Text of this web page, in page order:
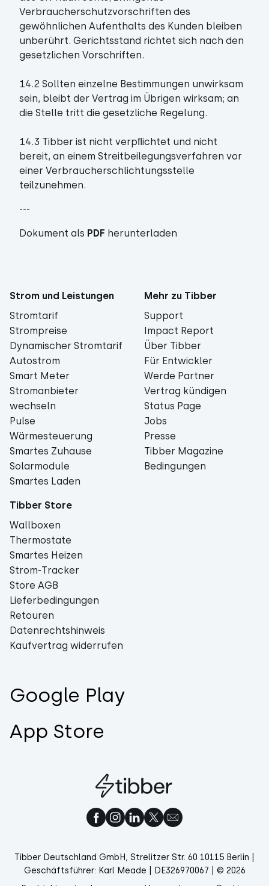
Verbraucherschutzvorschriften des
gewöhnlichen Aufenthalts des Kunden bleiben
unberührt. Gerichtsstand richtet sich nach den
gesetzlichen Vorschriften.
14.2 Sollten einzelne Bestimmungen unwirksam
sein, bleibt der Vertrag im Übrigen wirksam; an
die Stelle tritt die gesetzliche Regelung.
14.3 Tibber ist nicht verpﬂichtet und nicht
bereit, an einem Streitbeilegungsverfahren vor
einer Verbraucherschlichtungsstelle
teilzunehmen.
---
Dokument als PDF herunterladen
Strom und Leistungen
Stromtarif
Strompreise
Dynamischer Stromtarif
Autostrom
Smart Meter
Stromanbieter
wechseln
Pulse
Wärmesteuerung
Smartes Zuhause
Solarmodule
Smartes Laden
Mehr zu Tibber
Support
Impact Report
Über Tibber
Für Entwickler
Werde Partner
Vertrag kündigen
Status Page
Jobs
Presse
Tibber Magazine
Bedingungen
Tibber Store
Wallboxen
Thermostate
Smartes Heizen
Strom-Tracker
Store AGB
Lieferbedingungen
Retouren
Datenrechtshinweis
Kaufvertrag widerrufen
Google Play
App Store
Tibber Deutschland GmbH, Strelitzer Str. 60 10115 Berlin |
Geschäftsführer: Karl Meade | DE326970067 | © 2026